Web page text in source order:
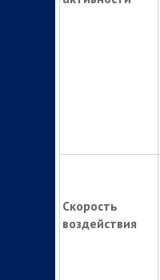
Скорость
воздействия